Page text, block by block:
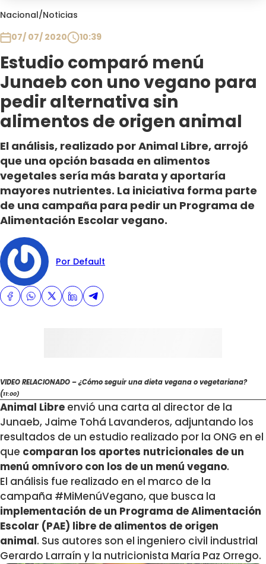
Nacional/Noticias
07/ 07/ 2020
10:39
Estudio comparó menú
Junaeb con uno vegano para
pedir alternativa sin
alimentos de origen animal
El análisis, realizado por Animal Libre, arrojó
que una opción basada en alimentos
vegetales sería más barata y aportaría
mayores nutrientes. La iniciativa forma parte
de una campaña para pedir un Programa de
Alimentación Escolar vegano.
Por Default
VIDEO RELACIONADO – ¿Cómo seguir una dieta vegana o vegetariana?
(11:00)
Animal Libre envió una carta al director de la
Junaeb, Jaime Tohá Lavanderos, adjuntando los
resultados de un estudio realizado por la ONG en el
que comparan los aportes nutricionales de un
menú omnívoro con los de un menú vegano.
El análisis fue realizado en el marco de la
campaña #MiMenúVegano, que busca la
implementación de un Programa de Alimentación
Escolar (PAE) libre de alimentos de origen
animal. Sus autores son el ingeniero civil industrial
Gerardo Larraín y la nutricionista María Paz Orrego.
Club De La Comedia
Plan Perfecto
El Tiempo
Sabingo
Todos Los Programas